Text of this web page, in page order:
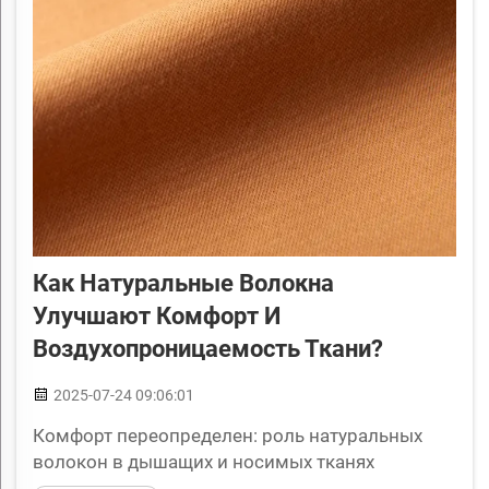
Как Натуральные Волокна
Улучшают Комфорт И
Воздухопроницаемость Ткани?
2025-07-24 09:06:01
Комфорт переопределен: роль натуральных
волокон в дышащих и носимых тканях